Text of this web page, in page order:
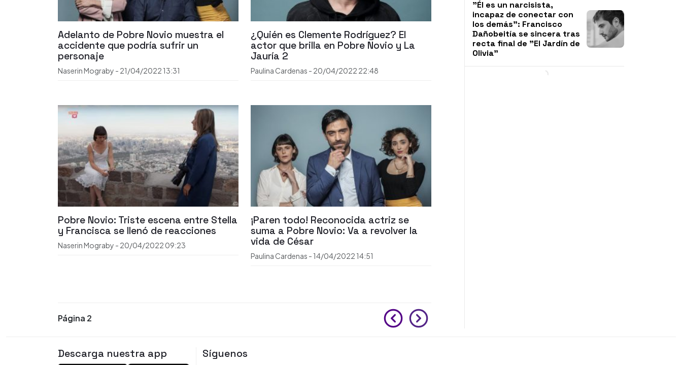
Adelanto de Pobre Novio muestra el
accidente que podría sufrir un
personaje
Naserin Mograby - 21/04/2022 13:31
¿Quién es Clemente Rodríguez? El
actor que brilla en Pobre Novio y La
Jauría 2
Paulina Cardenas - 20/04/2022 22:48
Pobre Novio: Triste escena entre Stella
y Francisca se llenó de reacciones
Naserin Mograby - 20/04/2022 09:23
¡Paren todo! Reconocida actriz se
suma a Pobre Novio: Va a revolver la
vida de César
Paulina Cardenas - 14/04/2022 14:51
Página 2
"Él es un narcisista,
incapaz de conectar con
los demás": Francisco
Dañobeitía se sincera tras
recta final de "El Jardín de
Olivia"
Descarga nuestra app Síguenos